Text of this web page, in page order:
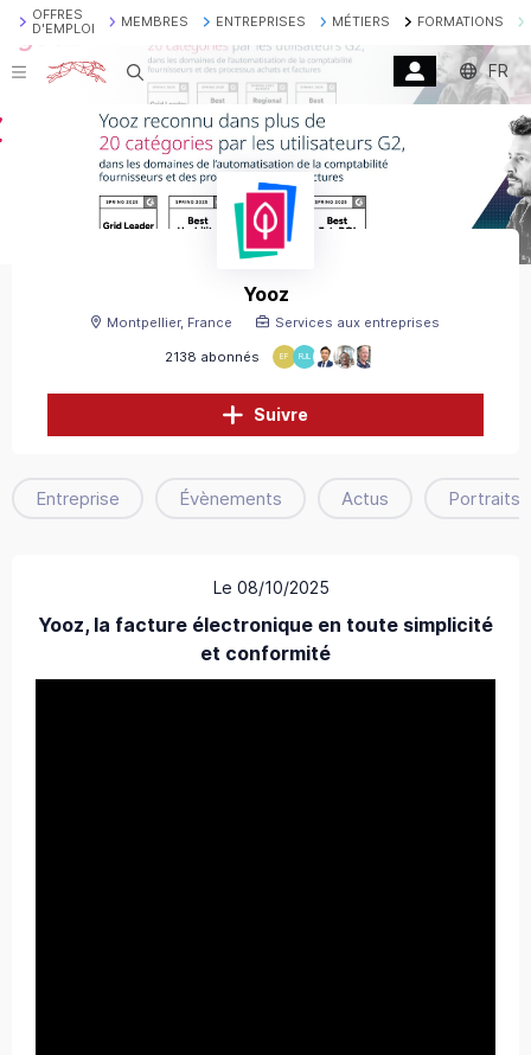
OFFRES
D'EMPLOI
MEMBRES ENTREPRISES MÉTIERS FORMATIONS
Recherche FR
Yooz
2138 abonnés EF RJL
Montpellier, France Services aux entreprises
Suivre
Entreprise Évènements Actus Portraits
Le 08/10/2025
Yooz, la facture électronique en toute simplicité
et conformité